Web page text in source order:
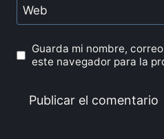
Web
Guarda mi nombre,
este navegador para la